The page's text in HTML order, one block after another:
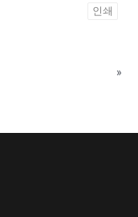
인쇄
»